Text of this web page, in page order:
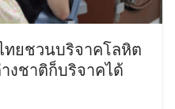
ทยชวนบริจาคโลหิต
งชาติก็บริจาคได้